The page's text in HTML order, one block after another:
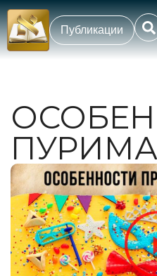
Публикации
ПУРИМА